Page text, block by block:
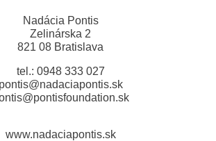
Nadácia Pontis
Zelinárska 2
821 08 Bratislava
tel.: 0948 333 027
pontis@nadaciapontis.sk
www.nadaciapontis.sk